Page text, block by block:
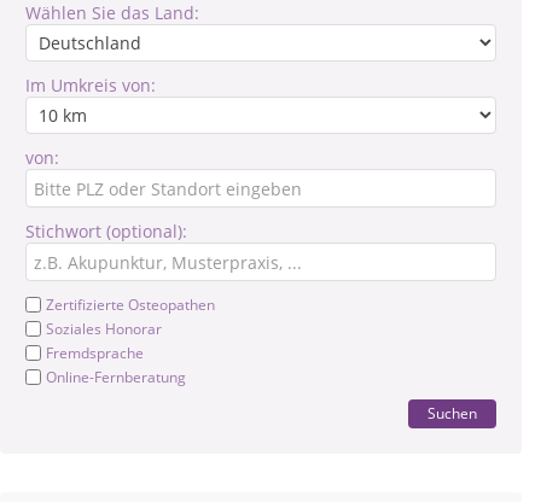
Wählen Sie das Land:
Im Umkreis von:
von:
Stichwort (optional):
Zertifizierte Osteopathen
Soziales Honorar
Fremdsprache
Online-Fernberatung
Suchen